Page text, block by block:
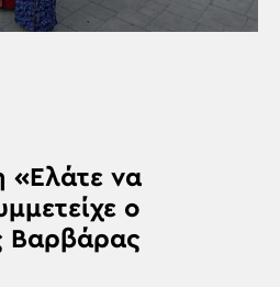
«Ελάτε να
ο
Βαρβάρας